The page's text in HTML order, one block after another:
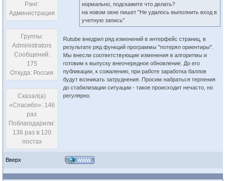
Ранг:
Администрация
Группы:
Administrators
Сообщений:
175
Откуда: Россия
Сказал(а)
«Спасибо»: 146
раз
Поблагодарили:
136 раз в 120
постах
нормально, подскажите что делать?
на новом окне пишет "Не удалось выполнить вход в
учетную запись"
Rutube внедрил ряд изменений в интерфейс страниц, в
результате ряд функций программы "потерял ориентиры".
Мы внесли соответствующие изменения в алгоритмы и
готовим к выпуску внеочередное обновление. До его
публикации, к сожалению, при работе заработка баллов
будут возникать затруднения. Просим набраться терпения
до стабилизации ситуации - такое происходит нечасто, но
регулярно.
Вверх WWW